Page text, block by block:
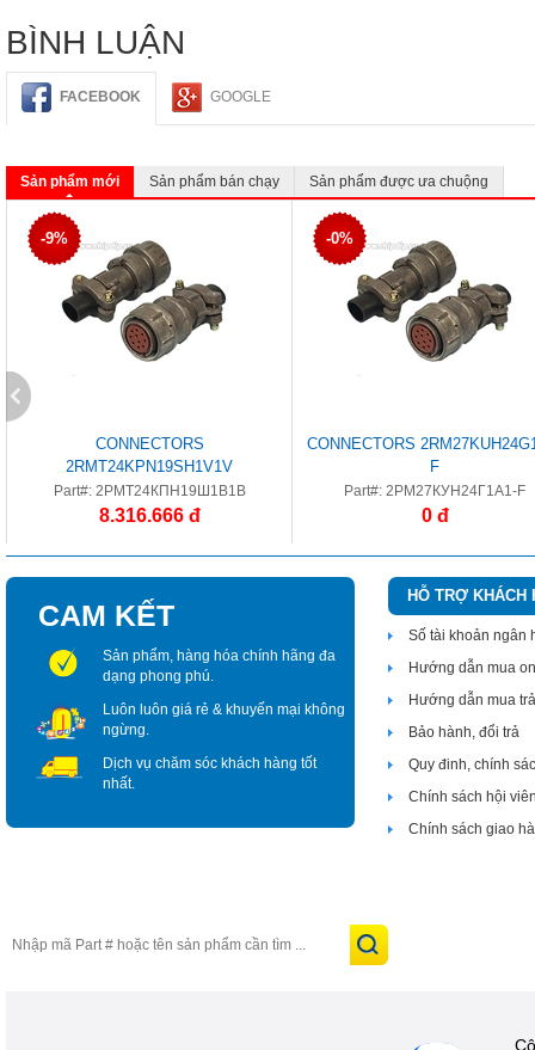
BÌNH LUẬN
FACEBOOK GOOGLE
Sản phẩm mới Sản phẩm bán chạy Sản phẩm được ưa chuộng
-9%
CONNECTORS
2RMT24KPN19SH1V1V
Part#: 2РМТ24КПН19Ш1В1В
8.316.666 đ
-0%
CONNECTORS
F
Part#: 2РМ27КУН24Г1А1-F
0 đ
CAM KẾT
Sản phẩm, hàng hóa chính hãng đa
dạng phong phú.
Luôn luôn giá rẻ & khuyến mại không
ngừng.
Dịch vụ chăm sóc khách hàng tốt
nhất.
HỖ TRỢ KHÁCH
Số tài khoản ngân
Hướng dẫn mua
Hướng dẫn mua
Bảo hành, đổi trả
Quy đinh, chính
Chính sách hội
Chính sách giao